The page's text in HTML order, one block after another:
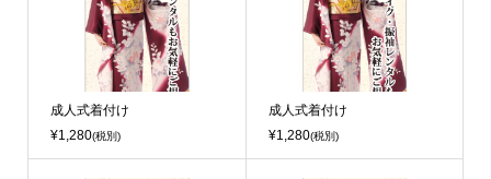
成人式着付け
¥1,280(税別)
成人式着付け
¥1,280(税別)